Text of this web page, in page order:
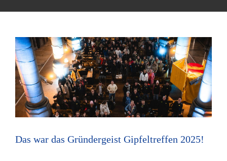
2025!
Das war das Gründergeist Gipfeltreffen 2025!